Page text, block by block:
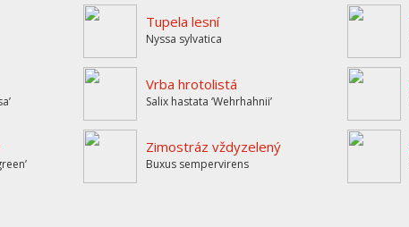
Tupela lesní
Nyssa sylvatica
Vrba hrotolistá
Salix hastata ‘Wehrhahnii’
Zimostráz vždyzelený
Buxus sempervirens